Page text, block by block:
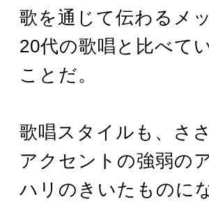
歌を通じて伝わるメ
20代の歌唱と比べて
ことだ。
歌唱スタイルも、さ
アクセントの強弱の
ハリのきいたものに